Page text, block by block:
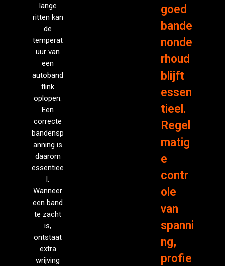
lange
ritten kan
de
temperat
uur van
een
autoband
flink
oplopen.
Een
correcte
bandensp
anning is
daarom
essentiee
l.
Wanneer
een band
te zacht
is,
ontstaat
extra
wrijving
goed
bande
nonde
rhoud
blijft
essen
tieel.
Regel
matig
e
contr
ole
van
spanni
ng,
profie